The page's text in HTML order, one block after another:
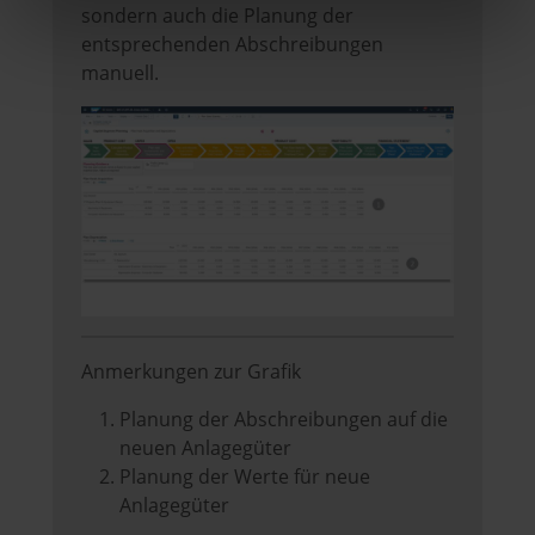
sondern auch die Planung der
entsprechenden Abschreibungen
manuell.
Anmerkungen zur Grafik
Planung der Abschreibungen auf die
neuen Anlagegüter
Planung der Werte für neue
Anlagegüter